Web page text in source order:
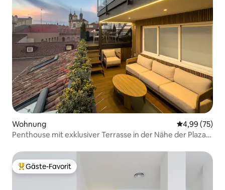
Wohnung
4,99 (75)
Penthouse mit exklusiver Terrasse in der Nähe der Plaza
Beliebter Gäste-Favorit.
Gäste-Favorit